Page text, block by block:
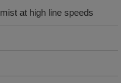
at high line speeds